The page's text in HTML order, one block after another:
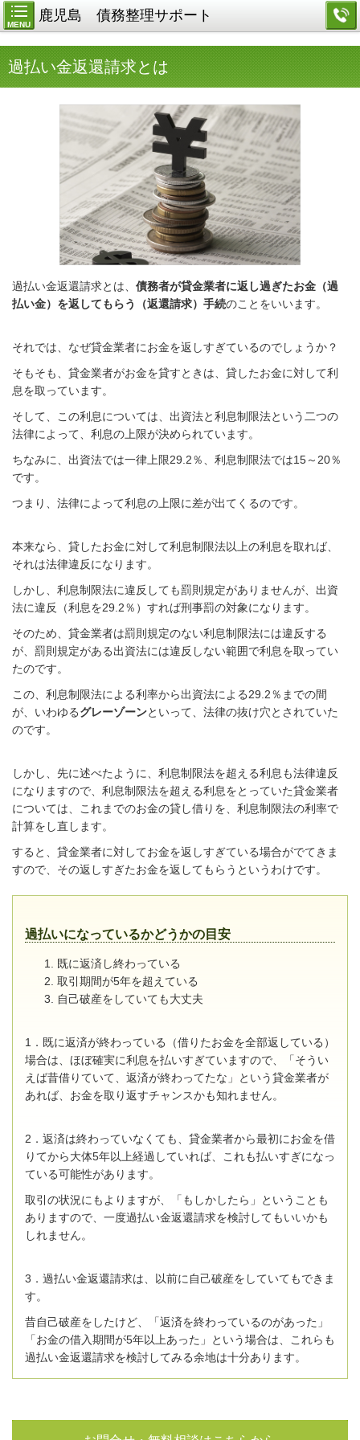
MENU
鹿児島 債務整理サポート
過払い金返還請求とは
過払い金返還請求とは、 債務者が貸金業者に返し過ぎたお金（過
払い金）を返してもらう（返還請求）手続のことをいいます。
それでは、なぜ貸金業者にお金を返しすぎているのでしょうか？
そもそも、貸金業者がお金を貸すときは、貸したお金に対して利
息を取っています。
そして、この利息については、出資法と利息制限法という二つの
法律によって、利息の上限が決められています。
ちなみに、出資法では一律上限29.2％、利息制限法では15～20％
です。
つまり、法律によって利息の上限に差が出てくるのです。
本来なら、貸したお金に対して利息制限法以上の利息を取れば、
それは法律違反になります。
しかし、利息制限法に違反しても罰則規定がありませんが、出資
法に違反（利息を29.2％）すれば刑事罰の対象になります。
そのため、貸金業者は罰則規定のない利息制限法には違反する
が、罰則規定がある出資法には違反しない範囲で利息を取ってい
たのです。
この、利息制限法による利率から出資法による29.2％までの間
が、いわゆるグレーゾーンといって、法律の抜け穴とされていた
のです。
しかし、先に述べたように、利息制限法を超える利息も法律違反
になりますので、利息制限法を超える利息をとっていた貸金業者
については、これまでのお金の貸し借りを、利息制限法の利率で
計算をし直します。
すると、貸金業者に対してお金を返しすぎている場合がでてきま
すので、その返しすぎたお金を返してもらうというわけです。
過払いになっているかどうかの目安
既に返済し終わっている
取引期間が5年を超えている
自己破産をしていても大丈夫
1．既に返済が終わっている（借りたお金を全部返している）
場合は、ほぼ確実に利息を払いすぎていますので、「そうい
えば昔借りていて、返済が終わってたな」という貸金業者が
あれば、お金を取り返すチャンスかも知れません。
2．返済は終わっていなくても、貸金業者から最初にお金を借
りてから大体5年以上経過していれば、これも払いすぎになっ
ている可能性があります。
取引の状況にもよりますが、「もしかしたら」ということも
ありますので、一度過払い金返還請求を検討してもいいかも
しれません。
3．過払い金返還請求は、以前に自己破産をしていてもできま
す。
昔自己破産をしたけど、「返済を終わっているのがあった」
「お金の借入期間が5年以上あった」という場合は、これらも
過払い金返還請求を検討してみる余地は十分あります。